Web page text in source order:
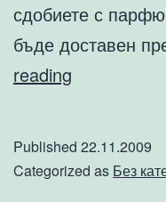
сдобиете с
бъде доставен
reading
онлайн
Published 22.11.2009
Categorized as Без